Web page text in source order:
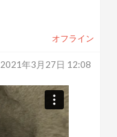
オフライン
2021年3月27日 12:08